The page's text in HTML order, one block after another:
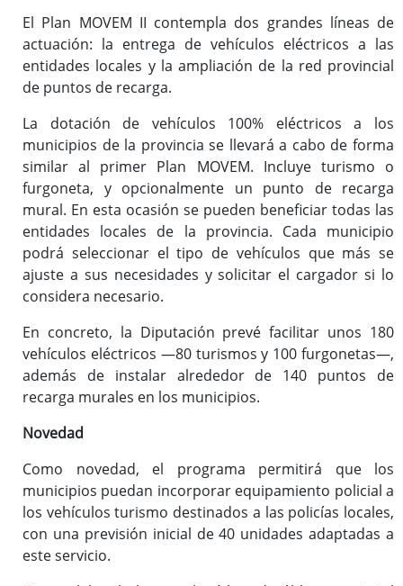
El Plan MOVEM II contempla dos grandes líneas de
actuación: la entrega de vehículos eléctricos a las
entidades locales y la ampliación de la red provincial
de puntos de recarga.
La dotación de vehículos 100% eléctricos a los
municipios de la provincia se llevará a cabo de forma
similar al primer Plan MOVEM. Incluye turismo o
furgoneta, y opcionalmente un punto de recarga
mural. En esta ocasión se pueden beneficiar todas las
entidades locales de la provincia. Cada municipio
podrá seleccionar el tipo de vehículos que más se
ajuste a sus necesidades y solicitar el cargador si lo
considera necesario.
En concreto, la Diputación prevé facilitar unos 180
vehículos eléctricos —80 turismos y 100 furgonetas—,
además de instalar alrededor de 140 puntos de
recarga murales en los municipios.
Novedad
Como novedad, el programa permitirá que los
municipios puedan incorporar equipamiento policial a
los vehículos turismo destinados a las policías locales,
con una previsión inicial de 40 unidades adaptadas a
este servicio.